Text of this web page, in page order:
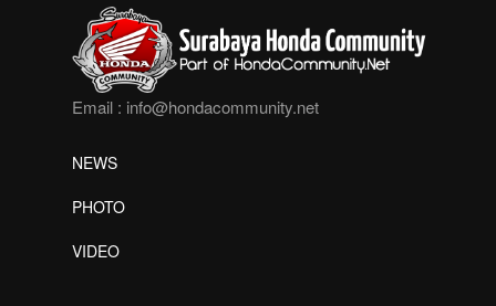
Email : info@hondacommunity.net
NEWS
PHOTO
VIDEO